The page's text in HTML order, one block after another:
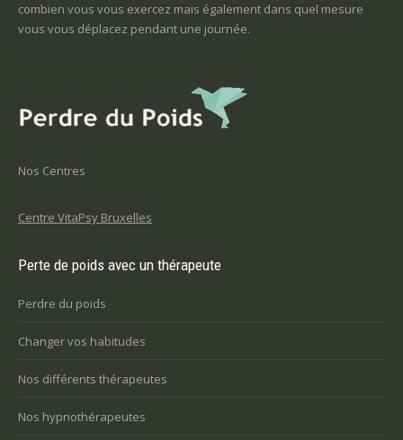
combien vous vous exercez mais également dans quel mesure
vous vous déplacez pendant une journée.
Nos Centres
Centre VitaPsy Bruxelles
Perte de poids avec un thérapeute
Perdre du poids
Changer vos habitudes
Nos différents thérapeutes
Nos hypnothérapeutes